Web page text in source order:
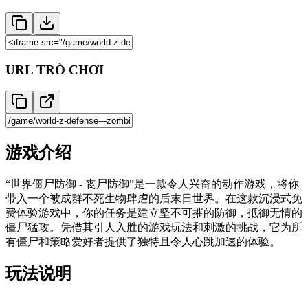
URL TRÒ CHƠI
游戏介绍
“世界僵尸防御 - 丧尸防御”是一款令人兴奋的动作游戏，将你
带入一个被成群不死生物肆虐的后末日世界。在这款沉浸式免
费体验游戏中，你的任务是建立坚不可摧的防御，抵御无情的
僵尸猛攻。凭借其引人入胜的游戏玩法和刺激的挑战，它为所
有僵尸和策略爱好者提供了独特且令人心跳加速的体验。
玩法说明